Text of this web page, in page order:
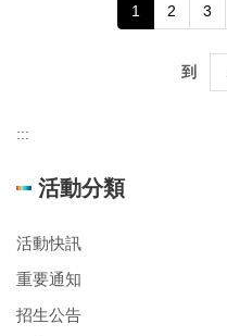
1 2 3
到
:::
活動分類
活動快訊
重要通知
招生公告